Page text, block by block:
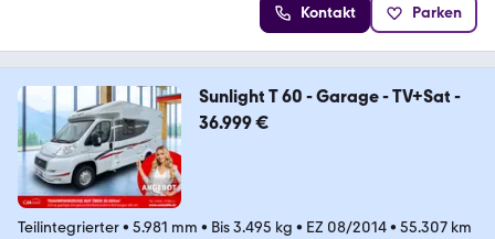
Kontakt Parken
Sunlight T 60 - Garage - TV+Sat -
36.999 €
Teilintegrierter• 5.981 mm • Bis 3.495 kg • EZ 08/2014• 55.307 km